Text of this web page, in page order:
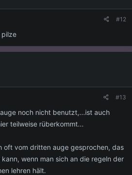
#12
pilze
#13
noch nicht benutzt,...ist auch
teilweise rüberkommt...
oft vom dritten auge gesprochen, das
wenn man sich an die regeln der
lehren hält.